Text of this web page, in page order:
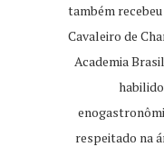
também
Cavaleiro de
Academia
respeitado na